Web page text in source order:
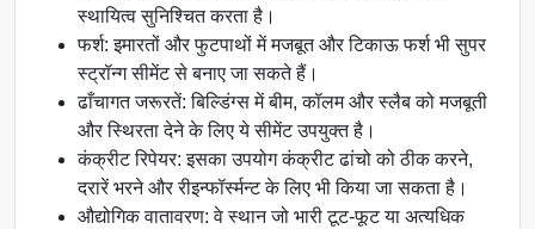
स्थायित्व सुनिश्चित करता है।
फर्श: इमारतों और फुटपाथों में मजबूत और टिकाऊ फर्श भी सुपर
स्ट्रॉन्ग सीमेंट से बनाए जा सकते हैं।
ढाँचागत जरूरतें: बिल्डिंग्स में बीम, कॉलम और स्लैब को मजबूती
और स्थिरता देने के लिए ये सीमेंट उपयुक्त है।
कंक्रीट रिपेयर: इसका उपयोग कंक्रीट ढांचो को ठीक करने,
दरारें भरने और रीइन्फॉर्स्मन्ट के लिए भी किया जा सकता है।
औद्योगिक वातावरण: वे स्थान जो भारी टूट-फूट या अत्यधिक